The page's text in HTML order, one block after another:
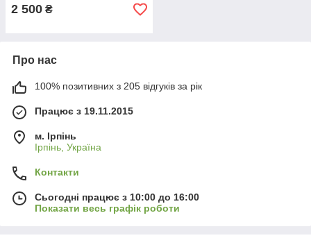
2 500 ₴
Про нас
100% позитивних з 205 відгуків за рік
Працює з 19.11.2015
м. Ірпінь
Ірпінь, Україна
Контакти
Сьогодні працює з 10:00 до 16:00
Показати весь графік роботи